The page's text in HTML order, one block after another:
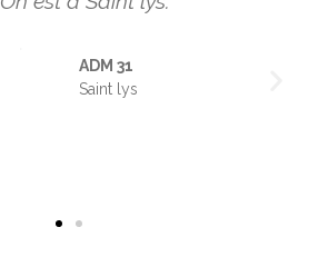
ADM 31
Saint lys